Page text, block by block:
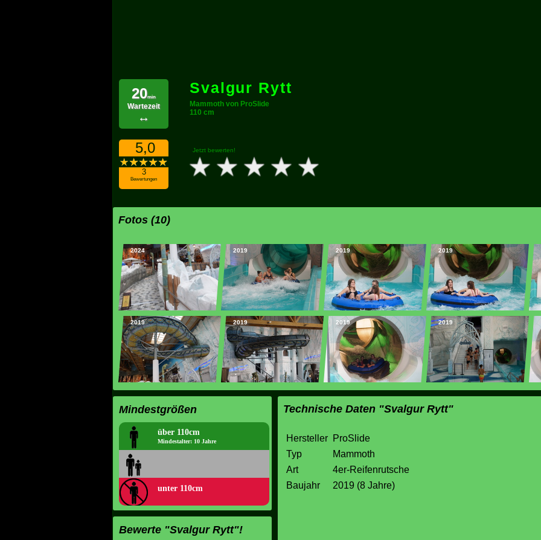
20min
Wartezeit
↔
Svalgur Rytt
Mammoth von ProSlide
110 cm
5,0
3
Bewertungen
Jetzt bewerten!
Fotos (10)
2024 2019 2019 2019
2019 2019 2019 2019
Mindestgrößen
über 110cm
Mindestalter: 10 Jahre
unter 110cm
Bewerte "Svalgur Rytt"!
Technische Daten "Svalgur Rytt"
Hersteller
ProSlide
Typ
Mammoth
Art
4er-Reifenrutsche
Baujahr
2019 (8 Jahre)